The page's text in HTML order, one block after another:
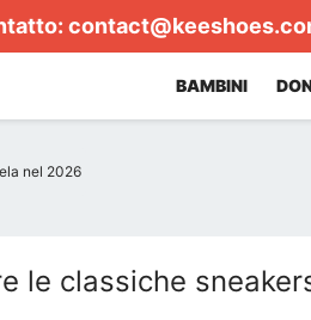
BAMBINI
nel 2026
le classiche